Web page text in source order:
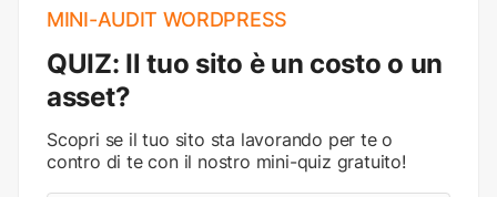
MINI-AUDIT WORDPRESS
QUIZ: Il tuo sito è un costo o un
asset?
Scopri se il tuo sito sta lavorando per te o
contro di te con il nostro mini-quiz gratuito!